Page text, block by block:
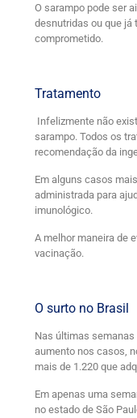
O sarampo pode ser
desnutridas ou que
comprometido.
Tratamento
Infelizmente não
sarampo. Todos os
recomendação da
Em alguns casos
administrada para
imunológico.
A melhor maneira de
vacinação.
O surto no Brasil
Nas últimas semanas
aumento nos casos,
mais de 1.220 que
Em apenas uma
no estado de São